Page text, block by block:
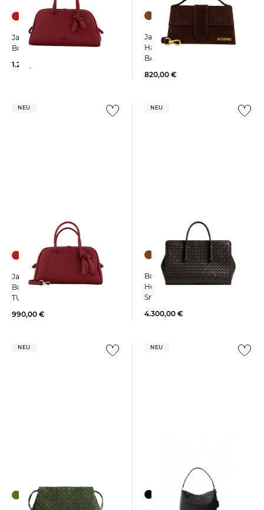
Jacquemus | Damen
Bowlingtasche LE TURISMO
1.250,00 €
Jacquemus | Damen
Handtasche LE GRAND
BAMBINO
820,00 €
NEU
Jacquemus | Damen
Bowlingtasche LE PETIT
TURISMO
990,00 €
NEU
Bottega Veneta | Damen
Henkeltasche BARBARA
Small
4.300,00 €
NEU NEU